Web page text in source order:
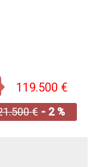
119.500 €
€- 2 %